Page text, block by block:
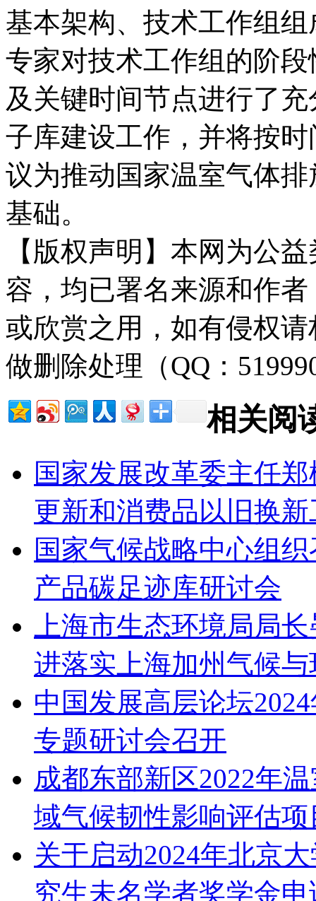
基本架构、技术工作组
专家对技术工作组的阶
及关键时间节点进行了
子库建设工作，并将按
议为推动国家温室气体
基础。
【版权声明】本网为公
容，均已署名来源和作
或欣赏之用，如有侵权
做删除处理（QQ：
相关阅
国家发展改革委主任
更新和消费品以旧换
国家气候战略中心组
产品碳足迹库研讨会
上海市生态环境局局
进落实上海加州气候
中国发展高层论坛
专题研讨会召开
成都东部新区2022年
域气候韧性影响评估
关于启动2024年北京
究生未名学者奖学金